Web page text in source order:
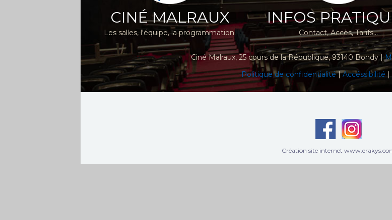
CINÉ MALRAUX
Les salles, l'équipe, la programmation.
INFOS
Contact, Accès, Tarifs...
Ciné Malraux, 25 cours de la République, 93140 Bondy |
Politique de confidentialité|Accéssibilité |
Création site internet